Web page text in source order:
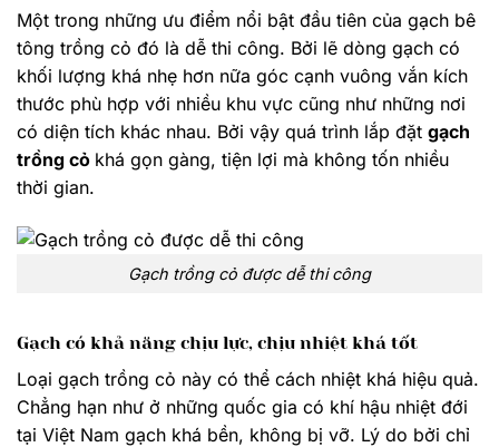
Một trong những ưu điểm nổi bật đầu tiên của gạch bê
tông trồng cỏ đó là dễ thi công. Bởi lẽ dòng gạch có
khối lượng khá nhẹ hơn nữa góc cạnh vuông vắn kích
thước phù hợp với nhiều khu vực cũng như những nơi
có diện tích khác nhau. Bởi vậy quá trình lắp đặt gạch
trồng cỏ khá gọn gàng, tiện lợi mà không tốn nhiều
thời gian.
Gạch trồng cỏ được dễ thi công
Gạch có khả năng chịu lực, chịu nhiệt khá tốt
Loại gạch trồng cỏ này có thể cách nhiệt khá hiệu quả.
Chẳng hạn như ở những quốc gia có khí hậu nhiệt đới
tại Việt Nam gạch khá bền, không bị vỡ. Lý do bởi chỉ